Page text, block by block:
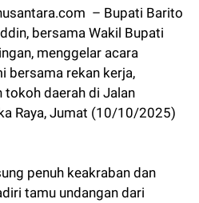
– Bupati Barito
bersama Wakil Bupati
menggelar acara
bersama rekan kerja,
tokoh daerah di Jalan
Raya, Jumat (10/10/2025)
penuh keakraban dan
tamu undangan dari